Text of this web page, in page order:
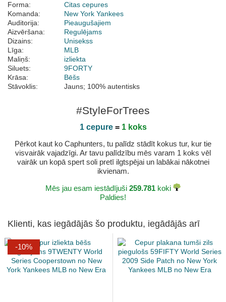
Forma:
Citas cepures
Komanda:
New York Yankees
Auditorija:
Pieaugušajiem
Aizvēršana:
Regulējams
Dizains:
Unisekss
Līga:
MLB
Maliņš:
izliekta
Siluets:
9FORTY
Krāsa:
Bēšs
Stāvoklis:
Jauns; 100% autentisks
#StyleForTrees
1 cepure= 1 koks
Pērkot kaut ko Caphunters, tu palīdz stādīt kokus tur, kur tie
visvairāk vajadzīgi. Ar tavu palīdzību mēs varam 1 koks vēl
vairāk un kopā spert soli pretī ilgtspējai un labākai nākotnei
ikvienam.
Mēs jau esam iestādījuši 259.781 koki
Paldies!
Klienti, kas iegādājās šo produktu, iegādājās arī
-10%